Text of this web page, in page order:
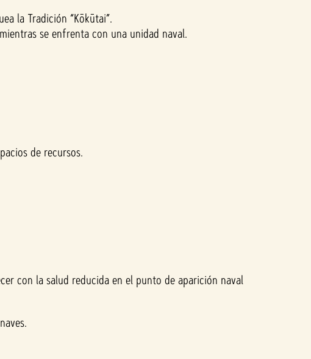
la Tradición “Kōkūtai”.
se enfrenta con una unidad naval.
de recursos.
con la salud reducida en el punto de aparición naval